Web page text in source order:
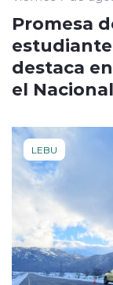
Promesa
destaca
el Nacional
LEBU